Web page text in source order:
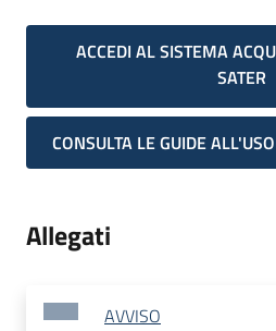
ACCEDI AL SISTEMA
SATER
CONSULTA LE GUIDE ALL'USO
Allegati
AVVISO